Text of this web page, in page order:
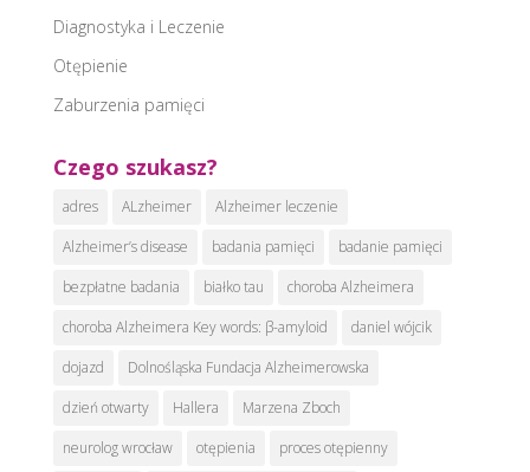
Diagnostyka i Leczenie
Otępienie
Zaburzenia pamięci
Czego szukasz?
adres ALzheimer
Alzheimer leczenie
Alzheimer’s disease
badania pamięci
badanie pamięci
bezpłatne badania
białko tau
choroba Alzheimera
choroba Alzheimera Key words: β-amyloid
daniel wójcik
dojazd
Dolnośląska Fundacja Alzheimerowska
dzień otwarty
Hallera
Marzena Zboch
neurolog wrocław
otępienia
proces otępienny